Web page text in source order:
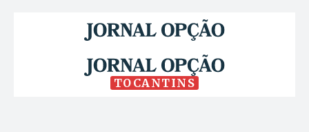
TOCANTINS